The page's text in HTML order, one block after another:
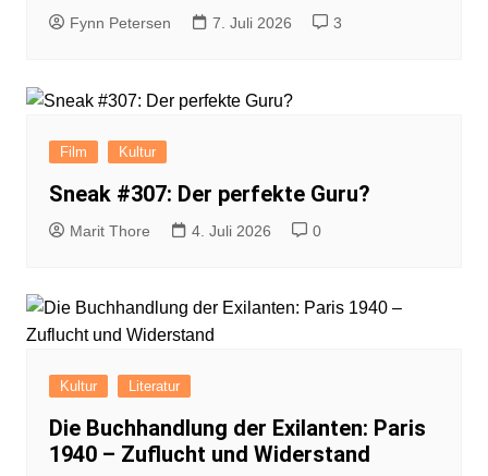
Fynn Petersen 7. Juli 2026 3
Film Kultur
Sneak #307: Der perfekte Guru?
Marit Thore 4. Juli 2026 0
Kultur Literatur
Die Buchhandlung der Exilanten: Paris
1940 – Zuflucht und Widerstand